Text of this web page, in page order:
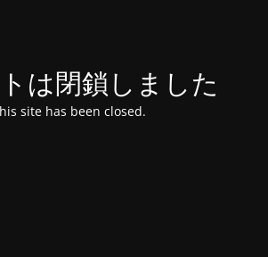
は閉鎖しました
site has been closed.